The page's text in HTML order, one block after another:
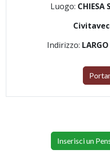
Luogo: CHIESA
Indirizzo:
Inserisci un